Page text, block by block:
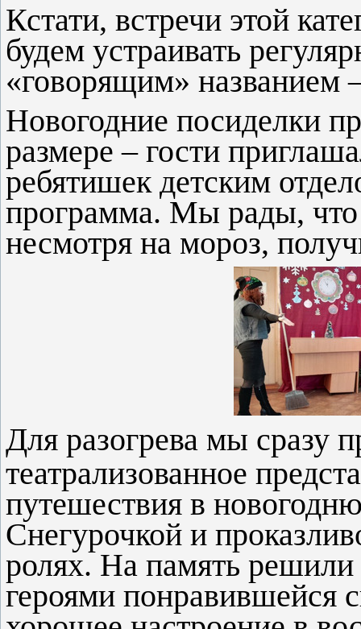
Кстати, встречи этой
будем устраивать
«говорящим» названием
Новогодние посиделки
размере – гости
ребятишек детским
программа. Мы рады, что
несмотря на мороз,
Для разогрева мы сразу
театрализованное
путешествия в
Снегурочкой и
ролях. На память решили
героями понравившейся